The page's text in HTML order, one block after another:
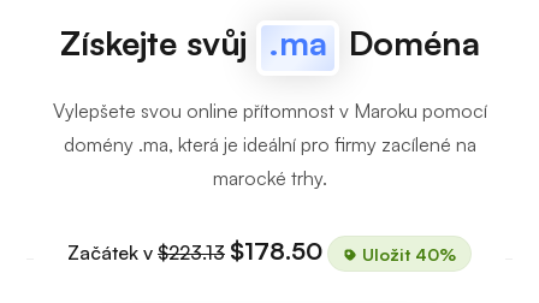
Získejte svůj .ma Doména
Vylepšete svou online přítomnost v Maroku pomocí
domény .ma, která je ideální pro firmy zacílené na
marocké trhy.
Začátek v $223.13 $178.50 Uložit 40%